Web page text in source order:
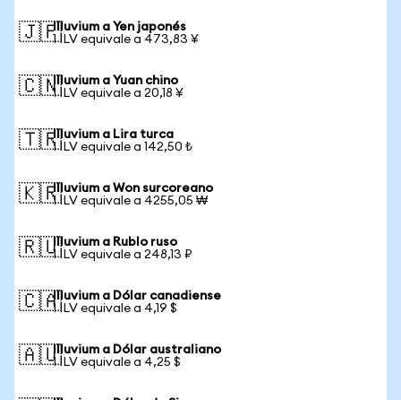
🇯🇵Illuvium a Yen japonés
1 ILV equivale a 473,83 ¥
🇨🇳Illuvium a Yuan chino
1 ILV equivale a 20,18 ¥
🇹🇷Illuvium a Lira turca
1 ILV equivale a 142,50 ₺
🇰🇷Illuvium a Won surcoreano
1 ILV equivale a 4255,05 ₩
🇷🇺Illuvium a Rublo ruso
1 ILV equivale a 248,13 ₽
🇨🇦Illuvium a Dólar canadiense
1 ILV equivale a 4,19 $
🇦🇺Illuvium a Dólar australiano
1 ILV equivale a 4,25 $